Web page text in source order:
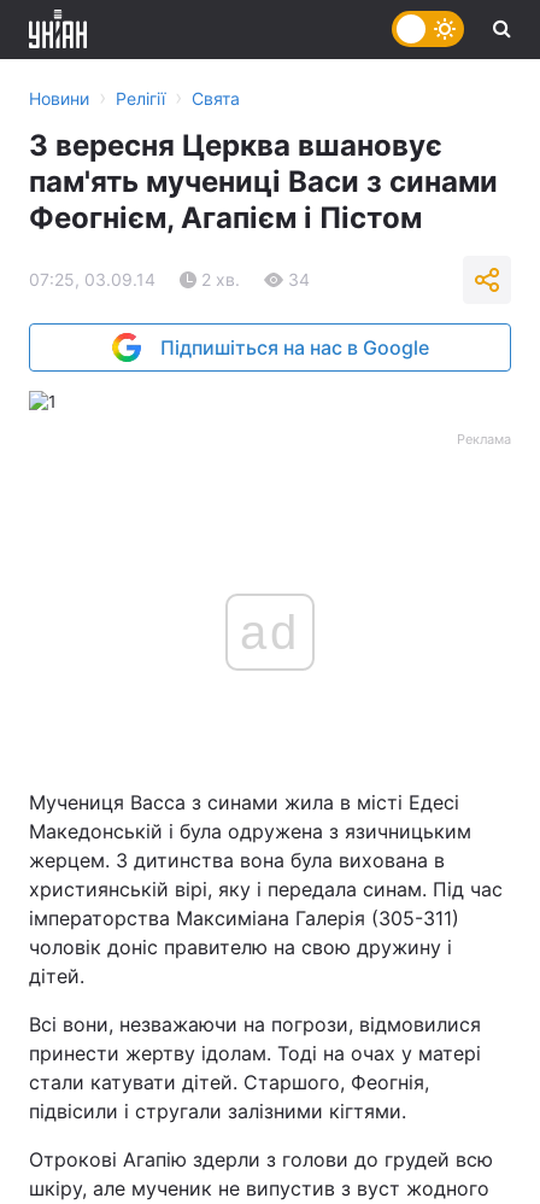
Головна Війна
Новини › Релігії › Свята
3 вересня Церква вшановує
пам'ять мучениці Васи з синами
Феогнієм, Агапієм і Пістом
07:25, 03.09.14 2 хв. 34
Підпишіться на нас в Google
Реклама
ad
Мучениця Васса з синами жила в місті Едесі
Македонській і була одружена з язичницьким
жерцем. З дитинства вона була вихована в
християнській вірі, яку і передала синам. Під час
імператорства Максиміана Галерія (305-311)
чоловік доніс правителю на свою дружину і
дітей.
Всі вони, незважаючи на погрози, відмовилися
принести жертву ідолам. Тоді на очах у матері
стали катувати дітей. Старшого, Феогнія,
підвісили і стругали залізними кігтями.
Отрокові Агапію здерли з голови до грудей всю
шкіру, але мученик не випустив з вуст жодного